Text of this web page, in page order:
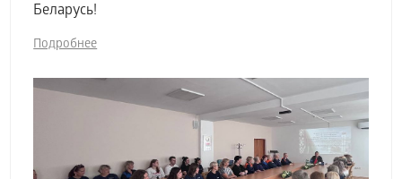
Беларусь!
Подробнее